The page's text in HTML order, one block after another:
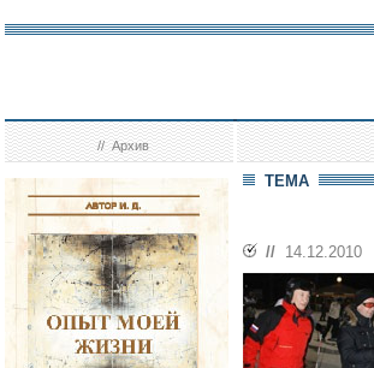
//Архив
ТЕМА
// 14.12.2010